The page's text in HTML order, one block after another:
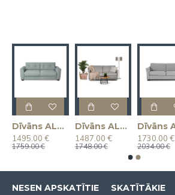
Dīvāns ALBA (Izvelkams) (Divvietīgs)
1495.00 €
1759.00 €
Dīvāns ALPHA (Izvelkams) (Divvietīgs)
1487.00 €
1748.00 €
1730.00 €
2034.00 €
NESEN APSKATĪTIE SKATĪTĀKIE